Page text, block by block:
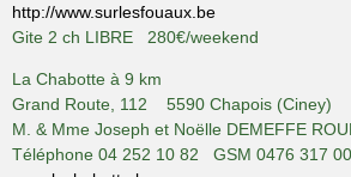
http://www.surlesfouaux.be
Gite 2 ch LIBRE 280€/weekend
La Chabotte à 9 km
Grand Route, 112 5590 Chapois (Ciney)
M. & Mme Joseph et Noëlle DEMEFFE
Téléphone 04 252 10 82 GSM 0476 317